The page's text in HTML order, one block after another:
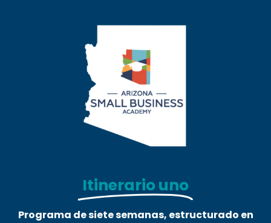
Itinerario uno
Programa de siete semanas, estructurado en